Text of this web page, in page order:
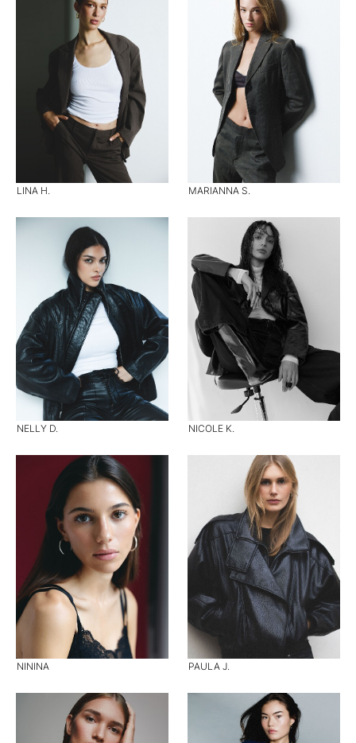
LINA H. MARIANNA S.
NELLY D. NICOLE K.
NININA PAULA J.